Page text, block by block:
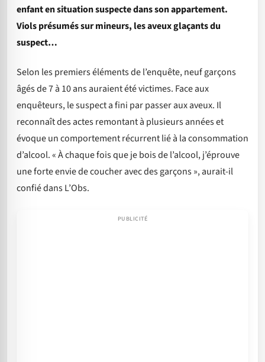
enfant en situation suspecte dans son appartement.
Viols présumés sur mineurs, les aveux glaçants du
suspect…
Selon les premiers éléments de l’enquête, neuf garçons
âgés de 7 à 10 ans auraient été victimes. Face aux
enquêteurs, le suspect a fini par passer aux aveux. Il
reconnaît des actes remontant à plusieurs années et
évoque un comportement récurrent lié à la consommation
d’alcool. « À chaque fois que je bois de l’alcool, j’éprouve
une forte envie de coucher avec des garçons », aurait-il
confié dans L’Obs.